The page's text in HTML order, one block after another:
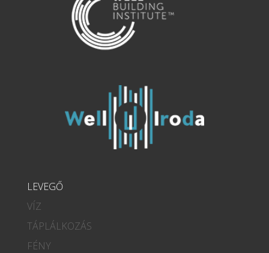
LEVEGŐ
VÍZ
TÁPLÁLKOZÁS
FÉNY